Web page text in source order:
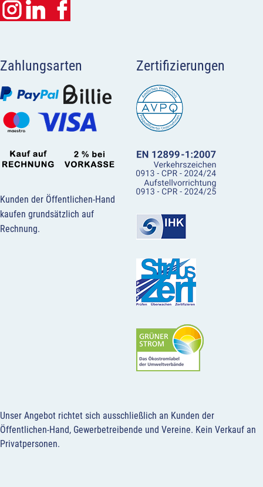
Zahlungsarten
Kunden der Öffentlichen-Hand
kaufen grundsätzlich auf
Rechnung.
Zertifizierungen
Unser Angebot richtet sich ausschließlich an Kunden der
Öffentlichen-Hand, Gewerbetreibende und Vereine. Kein Verkauf an
Privatpersonen.